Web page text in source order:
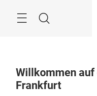
Suche
Willkommen
Frankfurt